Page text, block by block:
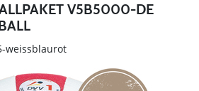
V5B5000-DE
weissblaurot